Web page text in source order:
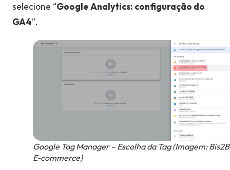
selecione “Google Analytics: configuração do
GA4”.
Google Tag Manager – Escolha da Tag (Imagem:
E-commerce)